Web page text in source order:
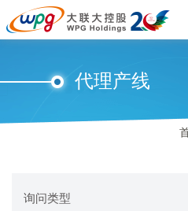
代理产线
询问类型